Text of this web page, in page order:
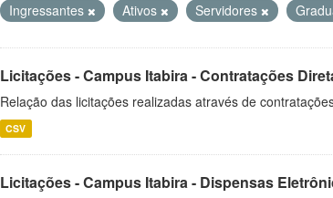
Ingressantes
Ativos Servidores
Licitações - Campus Itabira - Contratações
Relação das licitações realizadas através de
CSV
Licitações - Campus Itabira - Dispensas